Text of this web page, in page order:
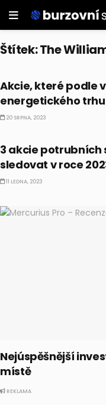
Štítek:The
Akcie, které podle
energetického trhu
20 SRPNA, 2023
3 akcie
sledovat v roce
11 LEDNA, 2023
Nejúspěšnější
místě
REKLAMA